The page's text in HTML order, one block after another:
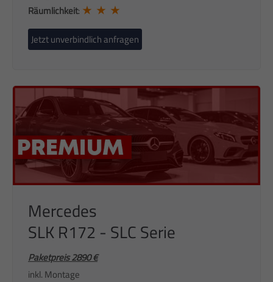
Räumlichkeit: ★ ★ ★
Jetzt unverbindlich anfragen
Mercedes
SLK R172 - SLC Serie
Paketpreis 2890 €
inkl. Montage